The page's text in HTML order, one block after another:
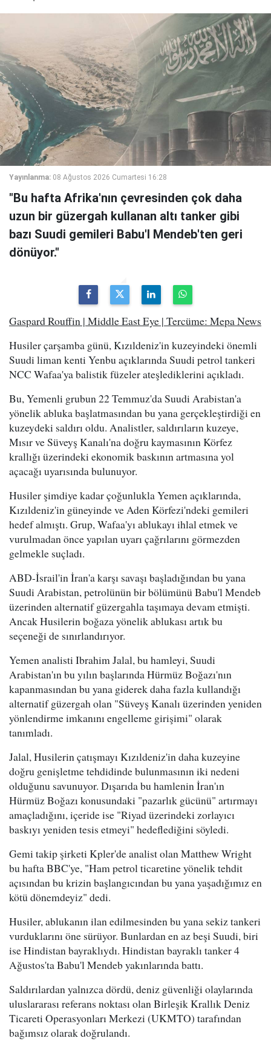
Yayınlanma: 08 Ağustos 2026 Cumartesi 16:28
"Bu hafta Afrika'nın çevresinden çok daha
uzun bir güzergah kullanan altı tanker gibi
bazı Suudi gemileri Babu'l Mendeb'ten geri
dönüyor."
Gaspard Rouffin | Middle East Eye | Tercüme: Mepa News
Husiler çarşamba günü, Kızıldeniz'in kuzeyindeki önemli
Suudi liman kenti Yenbu açıklarında Suudi petrol tankeri
NCC Wafaa'ya balistik füzeler ateşlediklerini açıkladı.
Bu, Yemenli grubun 22 Temmuz'da Suudi Arabistan'a
yönelik abluka başlatmasından bu yana gerçekleştirdiği en
kuzeydeki saldırı oldu. Analistler, saldırıların kuzeye,
Mısır ve Süveyş Kanalı'na doğru kaymasının Körfez
krallığı üzerindeki ekonomik baskının artmasına yol
açacağı uyarısında bulunuyor.
Husiler şimdiye kadar çoğunlukla Yemen açıklarında,
Kızıldeniz'in güneyinde ve Aden Körfezi'ndeki gemileri
hedef almıştı. Grup, Wafaa'yı ablukayı ihlal etmek ve
vurulmadan önce yapılan uyarı çağrılarını görmezden
gelmekle suçladı.
ABD-İsrail'in İran'a karşı savaşı başladığından bu yana
Suudi Arabistan, petrolünün bir bölümünü Babu'l Mendeb
üzerinden alternatif güzergahla taşımaya devam etmişti.
Ancak Husilerin boğaza yönelik ablukası artık bu
seçeneği de sınırlandırıyor.
Yemen analisti Ibrahim Jalal, bu hamleyi, Suudi
Arabistan'ın bu yılın başlarında Hürmüz Boğazı'nın
kapanmasından bu yana giderek daha fazla kullandığı
alternatif güzergah olan "Süveyş Kanalı üzerinden yeniden
yönlendirme imkanını engelleme girişimi" olarak
tanımladı.
Jalal, Husilerin çatışmayı Kızıldeniz'in daha kuzeyine
doğru genişletme tehdidinde bulunmasının iki nedeni
olduğunu savunuyor. Dışarıda bu hamlenin İran'ın
Hürmüz Boğazı konusundaki "pazarlık gücünü" artırmayı
amaçladığını, içeride ise "Riyad üzerindeki zorlayıcı
baskıyı yeniden tesis etmeyi" hedeflediğini söyledi.
Gemi takip şirketi Kpler'de analist olan Matthew Wright
bu hafta BBC'ye, "Ham petrol ticaretine yönelik tehdit
açısından bu krizin başlangıcından bu yana yaşadığımız en
kötü dönemdeyiz" dedi.
Husiler, ablukanın ilan edilmesinden bu yana sekiz tankeri
vurduklarını öne sürüyor. Bunlardan en az beşi Suudi, biri
ise Hindistan bayraklıydı. Hindistan bayraklı tanker 4
Ağustos'ta Babu'l Mendeb yakınlarında battı.
Saldırılardan yalnızca dördü, deniz güvenliği olaylarında
uluslararası referans noktası olan Birleşik Krallık Deniz
Ticareti Operasyonları Merkezi (UKMTO) tarafından
bağımsız olarak doğrulandı.